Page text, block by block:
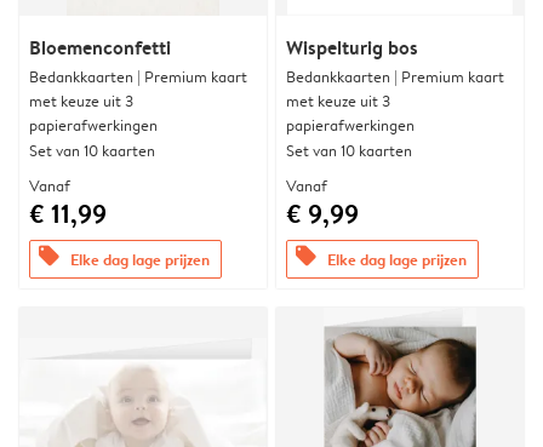
Bloemenconfetti
Bedankkaarten | Premium kaart
met keuze uit 3
papierafwerkingen
Set van 10 kaarten
Vanaf
€ 11,99
offers Elke dag lage prijzen
Wispelturig bos
Bedankkaarten | Premium kaart
met keuze uit 3
papierafwerkingen
Set van 10 kaarten
Vanaf
€ 9,99
offers Elke dag lage prijzen